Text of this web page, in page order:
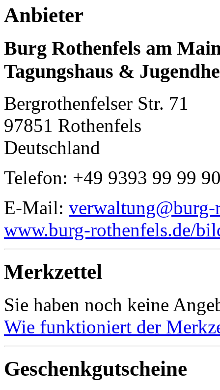
Anbieter
Burg Rothenfels am
Tagungshaus &
Bergrothenfelser Str. 71
97851 Rothenfels
Deutschland
Telefon: +49 9393 99 99
E-Mail: verwaltung@burg-
www.burg-rothenfels.de/
Merkzettel
Sie haben noch keine
Wie funktioniert der
Geschenkgutscheine